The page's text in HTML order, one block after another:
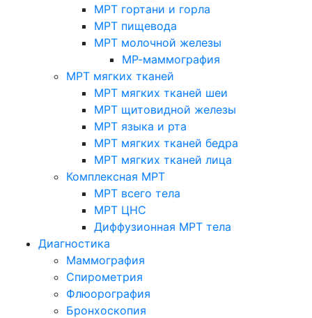
МРТ гортани и горла
МРТ пищевода
МРТ молочной железы
МР-маммография
МРТ мягких тканей
МРТ мягких тканей шеи
МРТ щитовидной железы
МРТ языка и рта
МРТ мягких тканей бедра
МРТ мягких тканей лица
Комплексная МРТ
МРТ всего тела
МРТ ЦНС
Диффузионная МРТ тела
Диагностика
Маммография
Спирометрия
Флюорография
Бронхоскопия